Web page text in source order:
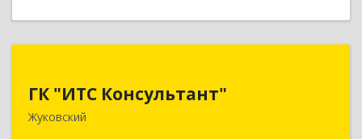
ГК "ИТС Консультант"
Жуковский
140181, Московская обл, Жуковский г,
Ломоносова ул, дом № 29А, этаж 2, пом.3